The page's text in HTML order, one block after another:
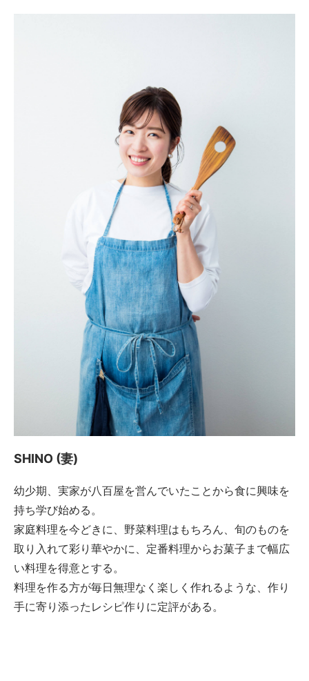
SHINO (妻)
幼少期、実家が八百屋を営んでいたことから食に興味を
持ち学び始める。
家庭料理を今どきに、野菜料理はもちろん、旬のものを
取り入れて彩り華やかに、定番料理からお菓子まで幅広
い料理を得意とする。
料理を作る方が毎日無理なく楽しく作れるような、作り
手に寄り添ったレシピ作りに定評がある。